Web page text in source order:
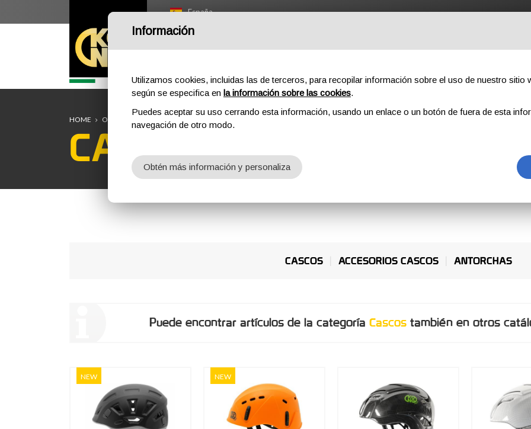
España
HOME OUTDOOR PROFESSIONAL COMPONENTES SOBRE NOSOTROS
HOME OUTDOOR CASCOS
CASCOS
CASCOS ACCESORIOS CASCOS ANTORCHAS
Puede encontrar artículos de la categoría Cascos también en otros
NEW NEW
Información
Utilizamos cookies, incluidas las de terceros, para recopilar información sobre el uso de nuestro sitio
según se especifica en la información sobre las cookies.
Puedes aceptar su uso cerrando esta información, usando un enlace o un botón de fuera de esta
navegación de otro modo.
Obtén más información y personaliza